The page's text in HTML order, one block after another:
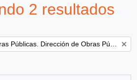
2 resultados